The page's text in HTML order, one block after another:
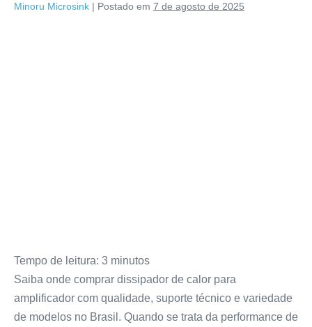
Minoru Microsink | Postado em 7 de agosto de 2025
Tempo de leitura: 3 minutos
Saiba onde comprar dissipador de calor para
amplificador com qualidade, suporte técnico e variedade
de modelos no Brasil. Quando se trata da performance de